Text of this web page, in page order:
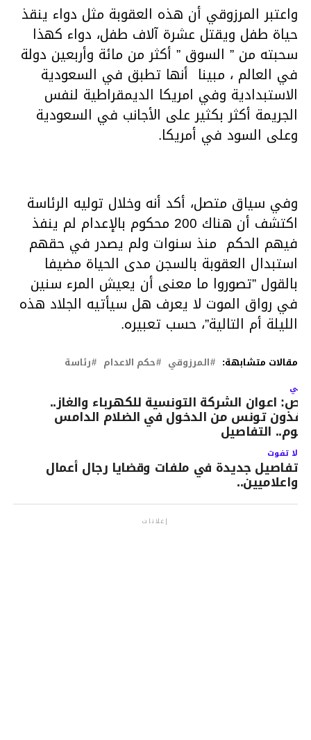
واعتبر المرزوقي أن هذه العقوبة مثل دواء ينقذ
حياة طفل ويقتل عشرة آلاف طفل، دواء كهذا
سحبته من ” السوق ” أكثر من مائة وأربعين دولة
في العالم ، مبينا أنها تطبق في السعودية
الاستبدادية وفي امريكا الديمقراطية لنفس
الجريمة أكثر بكثير على الأجانب في السعودية
وعلى السود في أمريكا.
وفي سياق متصل، أكد أنه وخلال توليه الرئاسة
اكتشف أن هناك 200 محكوم بالإعدام لم ينفذ
فيهم الحكم منذ سنوات ولم يصدر في حقهم
استبدال العقوبة بالسجن مدى الحياة مضيفا
بالقول ”تصوروا ما معنى أن يعيش المرء سنين
في رواق الموت لا يعرف هل سيأتيه الجلاد هذه
الليلة أم التالية”، حسب تعبيره.
مقالات متشابهة: المرزوقي حكم الاعدام رئاسة
اعوان الشركة التونسية للكهرباء والغاز..
تونس من الدخول في الضلام الدامس
التفاصيل
لا تفوت
تفاصيل جديدة في ملفات وقضايا رجال أعمال
واعلاميين..
إعلانات